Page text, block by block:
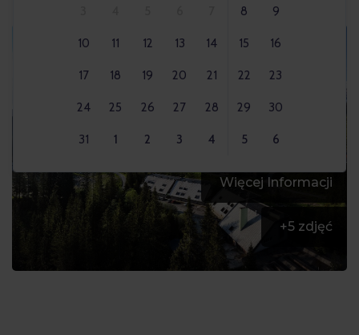
8 9
10 11 12 13 14 15 16
17 18 19 20 21 22 23
24 25 26 27 28 29 30
31 1 2 3 4 5 6
Więcej Informacji
+5 zdjęć